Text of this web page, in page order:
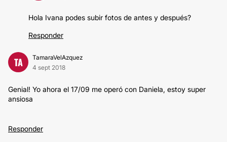
Hola Ivana podes subir fotos de antes y después?
Responder
TA
TamaraVelAzquez
4 sept 2018
Genial! Yo ahora el 17/09 me operó con Daniela, estoy super
ansiosa
Responder